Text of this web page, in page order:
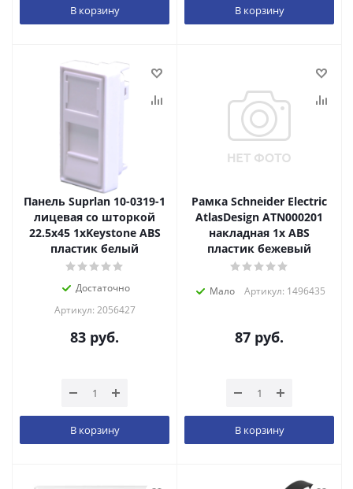
В корзину В корзину
Панель Suprlan 10-0319-1
лицевая со шторкой
22.5x45 1xKeystone ABS
пластик белый
Достаточно
Артикул: 2056427
83 руб.
В корзину
Рамка Schneider Electric
AtlasDesign ATN000201
накладная 1x ABS
пластик бежевый
Мало Артикул: 1496435
87 руб.
В корзину